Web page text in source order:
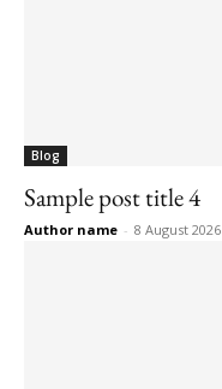
Blog
Sample post title 4
Author name - 8 August 2026